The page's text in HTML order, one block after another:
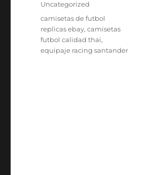
Categorías
Uncategorized
Etiquetas
camisetas de futbol
replicas ebay,camisetas
futbol calidad thai,
equipaje racing santander